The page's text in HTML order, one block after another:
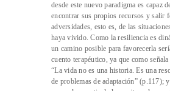
desde este nuevo paradigma es capaz
encontrar sus propios recursos y salir
adversidades, esto es, de las
haya vivido. Como la resiliencia es
un camino posible para favorecerla
cuento terapéutico, ya que como
“La vida no es una historia. Es una
de problemas de adaptación” (p.117);